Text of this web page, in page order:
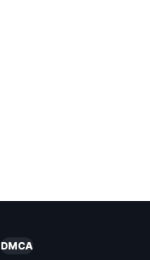
DMCA